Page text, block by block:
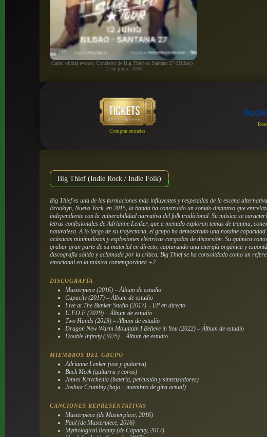
Cartel oficial evento: Concierto de Big Thief en Santana 27 (Bilbao) ·
12 de junio, 2026
Comprar entradas
Big Thief (Indie Rock / Indie Folk)
Big Thief es una de las formaciones más influyentes y respetadas de la escena
Brooklyn, Nueva York, en 2015, la banda ha construido un sonido distintivo que
independiente con la vulnerabilidad narrativa del folk tradicional. Su música se
letras confesionales de Adrianne Lenker, que a menudo exploran temas de trauma,
naturaleza. A lo largo de su trayectoria, el grupo ha demostrado una notable
acústicas minimalistas y explosiones eléctricas cargadas de distorsión. Su química
grabar gran parte de su material en directo, capturando una energía orgánica y
discografía sólida y aclamada por la crítica, Big Thief se ha consolidado como un
emocional en la música contemporánea.+2
DISCOGRAFÍA
Masterpiece (2016) – Álbum de estudio
Capacity (2017) – Álbum de estudio
Live at The Bunker Studio (2017) – EP en directo
U.F.O.F. (2019) – Álbum de estudio
Two Hands (2019) – Álbum de estudio
Dragon New Warm Mountain I Believe in You (2022) – Álbum de estudio
Double Infinity (2025) – Álbum de estudio
MIEMBROS DEL GRUPO
Adrianne Lenker (voz y guitarra)
Buck Meek (guitarra y coros)
James Krivchenia (batería, percusión y sintetizadores)
Joshua Crumbly (bajo – miembro de gira actual)
CANCIONES REPRESENTATIVAS
Masterpiece (de Masterpiece, 2016)
Paul (de Masterpiece, 2016)
Mythological Beauty (de Capacity, 2017)